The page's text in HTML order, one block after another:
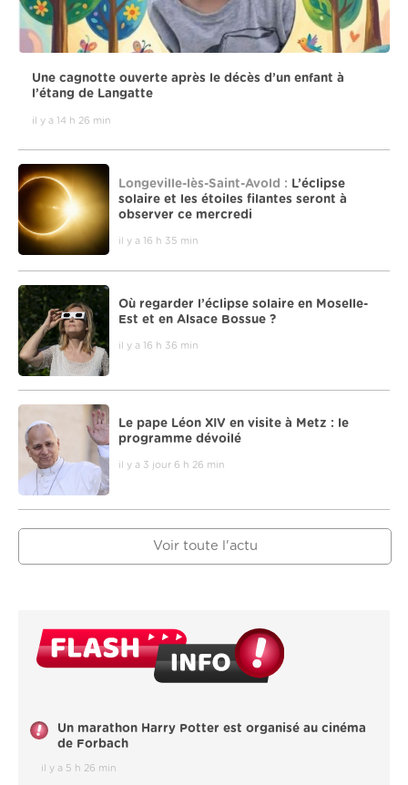
Une cagnotte ouverte après le décès d’un enfant à
l’étang de Langatte
il y a 14 h 26 min
Longeville-lès-Saint-Avold : L’éclipse
solaire et les étoiles filantes seront à
observer ce mercredi
il y a 16 h 35 min
Où regarder l’éclipse solaire en Moselle-
Est et en Alsace Bossue ?
il y a 16 h 36 min
Le pape Léon XIV en visite à Metz : le
programme dévoilé
il y a 3 jour 6 h 26 min
Voir toute l'actu
Un marathon Harry Potter est organisé au cinéma
de Forbach
il y a 5 h 26 min